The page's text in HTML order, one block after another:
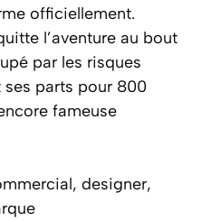
officiellement.
l’aventure au bout
par les risques
parts pour 800
fameuse
designer,